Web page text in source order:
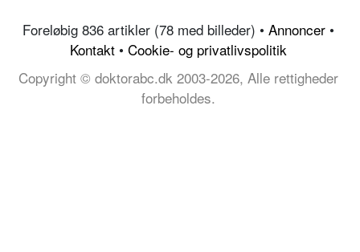
Foreløbig 836 artikler (78 med billeder) • Annoncer•
Kontakt• Cookie- og privatlivspolitik
Copyright © doktorabc.dk 2003-2026, Alle rettigheder
forbeholdes.